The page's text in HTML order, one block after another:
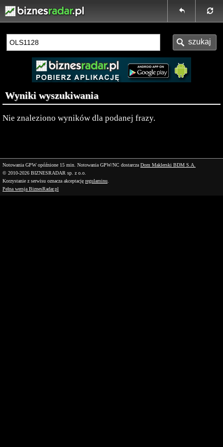
Wyniki wyszukiwania
Nie znaleziono wyników dla podanej frazy.
Notowania GPW opóźnione 15 min. Notowania GPW/NC dostarcza Dom Maklerski BDM S.A.
© 2010-2026 BIZNESRADAR sp. z o.o.
Korzystanie z serwisu oznacza akceptację regulaminu
Pełna wersja BiznesRadar.pl